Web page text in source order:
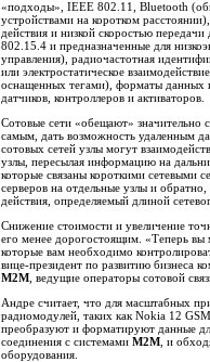
«подходы», IEEE 802.11, Bluetooth
устройствами на коротком
действия и низкой скоростью
802.15.4 и предназначенные для
управления), радиочастотная
или электростатическое
оснащенных тегами), форматы данных
датчиков, контроллеров и активаторов.
Сотовые сети «обещают» значительно
самым, дать возможность удаленным
сотовых сетей узлы могут
узлы, пересылая информацию на
которые связаны короткими сетевыми
серверов на отдельные узлы и
действия, определяемый длиной
Снижение стоимости и увеличение
его менее дорогостоящим. «Теперь
которые вам необходимо
вице-президент по развитию бизнеса
M2M, ведущие операторы сотовой
Андре считает, что для масштабных
радиомодулей, таких как Nokia 12
преобразуют и форматируют данные
соединения с системами M2M, и
оборудования.